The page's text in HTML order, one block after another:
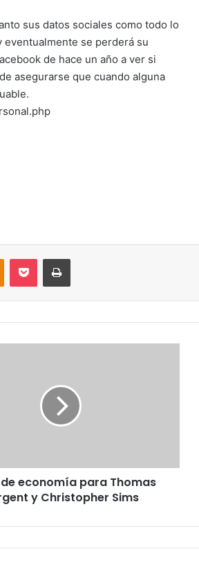
sus datos sociales como todo lo
se perderá su
de hace un año a ver si
asegurarse que cuando alguna
Odnoklassniki
Pocket Imprimir
economía para Thomas
y Christopher Sims